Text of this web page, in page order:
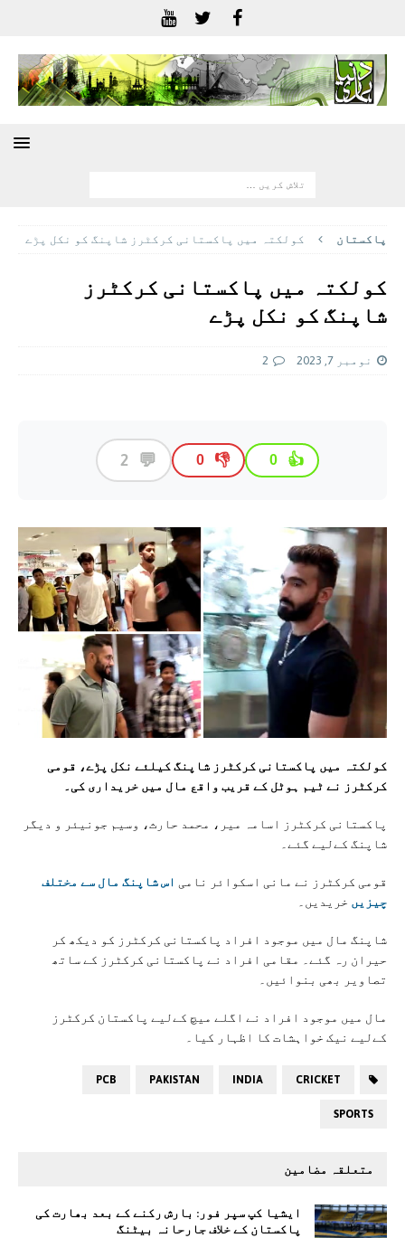
پاکستان کولکتہ میں پاکستانی کرکٹرز شاپنگ کو نکل پڑے
کولکتہ میں پاکستانی کرکٹرز
شاپنگ کو نکل پڑے
نومبر 7, 2023 2
👍
0
👎
0
💬
2
کولکتہ میں پاکستانی کرکٹرز شاپنگ کیلئے نکل پڑے، قومی
کرکٹرز نے ٹیم ہوٹل کے قریب واقع مال میں خریداری کی۔
پاکستانی کرکٹرز اسامہ میر، محمد حارث، وسیم جونیئر و دیگر
شاپنگ کےلیے گئے۔
قومی کرکٹرز نے مانی اسکوائر نامی اس شاپنگ مال سے مختلف
چیزیں خریدیں۔
شاپنگ مال میں موجود افراد پاکستانی کرکٹرز کو دیکھ کر
حیران رہ گئے۔ مقامی افراد نے پاکستانی کرکٹرز کے ساتھ
تصاویر بھی بنوائیں۔
مال میں موجود افراد نے اگلے میچ کےلیے پاکستان کرکٹرز
کےلیے نیک خواہشات کا اظہار کیا۔
CRICKET
INDIA
PAKISTAN
PCB
SPORTS
متعلقہ مضامین
ایشیا کپ سپر فور: بارش رکنے کے بعد بھارت کی
پاکستان کے خلاف جارحانہ بیٹنگ